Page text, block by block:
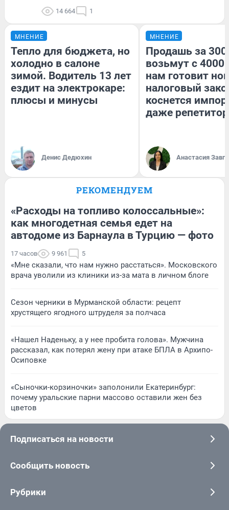
14 664 1
МНЕНИЕ
Тепло для бюджета, но
холодно в салоне
зимой. Водитель 13 лет
ездит на электрокаре:
плюсы и минусы
Денис Дедюхин
МНЕНИЕ
Продашь за
возьмут с
нам готовит
налоговый
коснется
даже
Анастасия
РЕКОМЕНДУЕМ
«Расходы на топливо колоссальные»:
как многодетная семья едет на
автодоме из Барнаула в Турцию — фото
17 часов 9 961 5
«Мне сказали, что нам нужно расстаться». Московского
врача уволили из клиники из-за мата в личном блоге
Сезон черники в Мурманской области: рецепт
хрустящего ягодного штруделя за полчаса
«Нашел Наденьку, а у нее пробита голова». Мужчина
рассказал, как потерял жену при атаке БПЛА в Архипо-
Осиповке
«Сыночки-корзиночки» заполонили Екатеринбург:
почему уральские парни массово оставили жен без
цветов
Подписаться на новости
Сообщить новость
Рубрики